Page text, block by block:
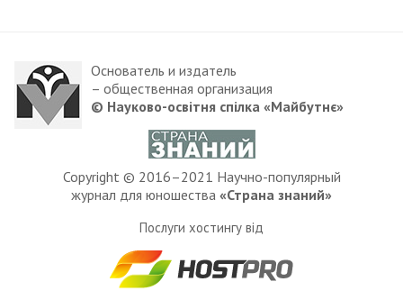
Основатель и издатель
– общественная организация
© Науково-освітня спілка «Майбутнє»
Copyright © 2016–2021 Научно-популярный
журнал для юношества «Страна знаний»
Послуги хостингу від